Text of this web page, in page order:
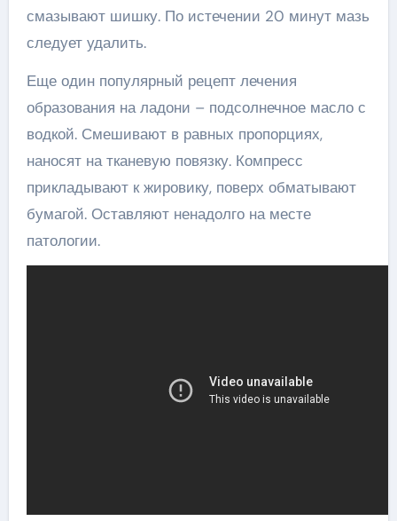
смазывают шишку. По истечении 20 минут мазь
следует удалить.
Еще один популярный рецепт лечения
образования на ладони – подсолнечное масло с
водкой. Смешивают в равных пропорциях,
наносят на тканевую повязку. Компресс
прикладывают к жировику, поверх обматывают
бумагой. Оставляют ненадолго на месте
патологии.